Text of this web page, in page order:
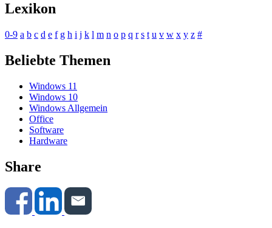
Lexikon
0-9 a b c d e f g h i j k l m n o p q r s t u v w x y z #
Beliebte Themen
Windows 11
Windows 10
Windows Allgemein
Office
Software
Hardware
Share